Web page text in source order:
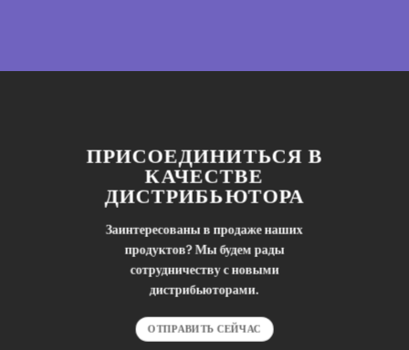
ПРИСОЕДИНИТЬСЯ В
КАЧЕСТВЕ
ДИСТРИБЬЮТОРА
Заинтересованы в продаже наших
продуктов? Мы будем рады
сотрудничеству с новыми
дистрибьюторами.
ОТПРАВИТЬ СЕЙЧАС